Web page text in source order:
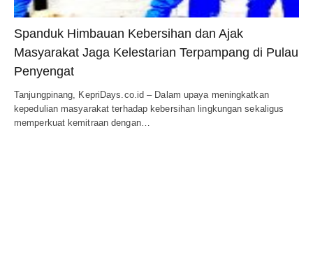
Spanduk Himbauan Kebersihan dan Ajak
Masyarakat Jaga Kelestarian Terpampang di Pulau
Penyengat
Tanjungpinang, KepriDays.co.id – Dalam upaya meningkatkan
kepedulian masyarakat terhadap kebersihan lingkungan sekaligus
memperkuat kemitraan dengan…